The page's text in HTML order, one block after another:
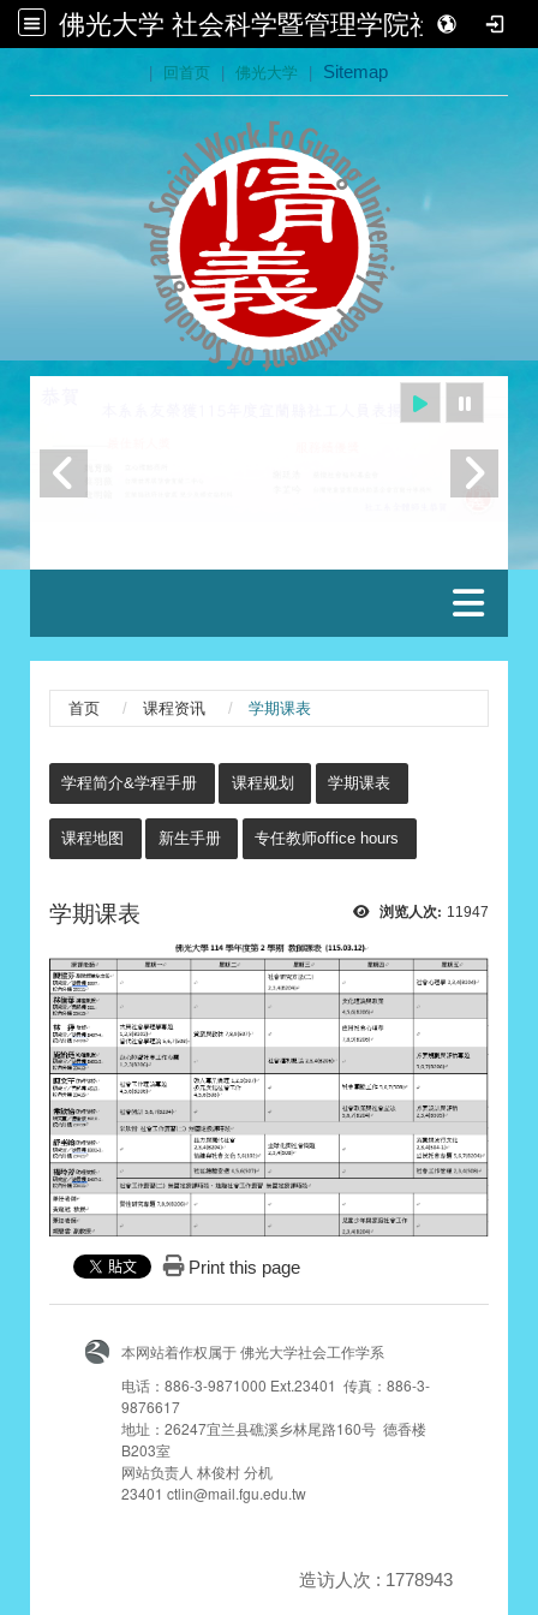
佛光大学 社会科学暨管理学院社会学系
| 回首页 | 佛光大学 | Sitemap
首页 课程资讯 学期课表
学程简介&学程手册 课程规划 学期课表
课程地图 新生手册 专任教师office hours
浏览人次: 11947
学期课表
Print this page
本网站着作权属于 佛光大学社会工作学系
电话：886-3-9871000 Ext.23401 传真：886-3-
9876617
地址：26247宜兰县礁溪乡林尾路160号 德香楼
B203室
网站负责人 林俊村 分机
23401 ctlin@mail.fgu.edu.tw
造访人次 : 1778943